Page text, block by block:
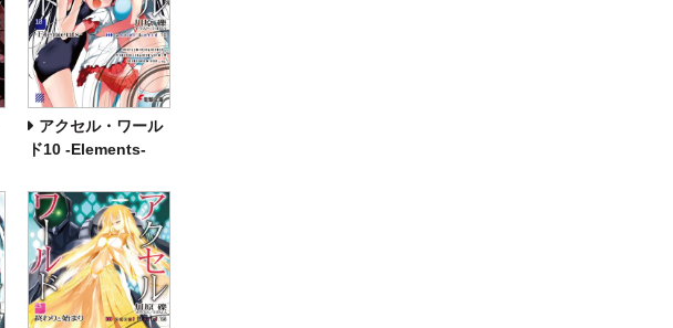
アクセル・ワール
ド10 ‐Elements‐